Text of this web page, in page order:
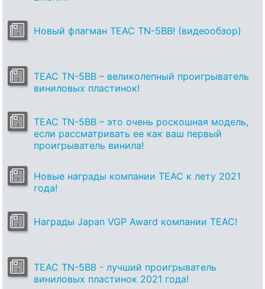
Новый флагман TEAC TN-5BB! (видеообзор)
TEAC TN-5BB – великолепный проигрыватель
виниловых пластинок!
TEAC TN-5BB – это очень роскошная модель,
если рассматривать ее как ваш первый
проигрыватель винила!
Новые награды компании TEAC к лету 2021
года!
Награды Japan VGP Award компании TEAC!
TEAC TN-5BB - лучший проигрыватель
виниловых пластинок 2021 года!